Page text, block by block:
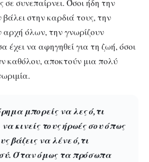
συνεπαίρνει. Όσοι ήδη την
βάλει στην καρδιά τους, την
αρχή όλων, την γνωρίζουν
έχει να αφηγηθεί για τη ζωή, όσοι
καθόλου, αποκτούν μια πολύ
μπορείς να λες ό,τι
κινείς τους ήρωές σου όπως
βάζεις να λένε ό,τι
Όταν όμως τα πρόσωπα